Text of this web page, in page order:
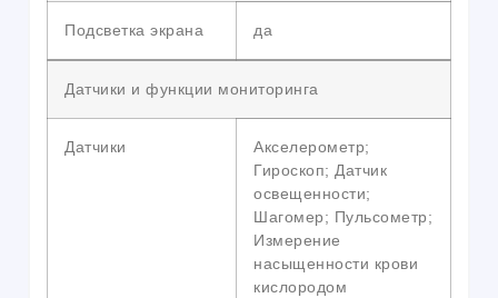
Подсветка экрана да
Датчики и функции мониторинга
Датчики
Акселерометр;
Гироскоп; Датчик
освещенности;
Шагомер; Пульсометр;
Измерение
насыщенности крови
кислородом